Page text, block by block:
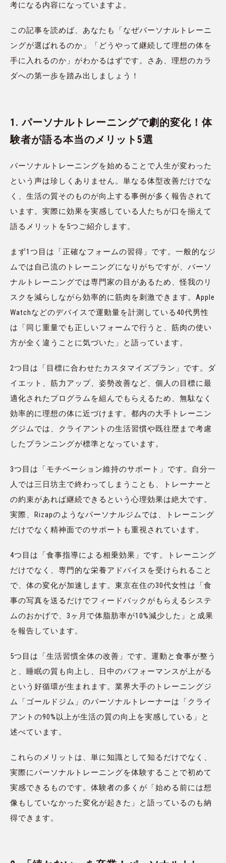
考になる内容になっていますよ。
この記事を読めば、あなたも「なぜパーソナルトレーニ
ングが選ばれるのか」「どうやって継続して理想の体を
手に入れるのか」がわかるはずです。さあ、理想のカラ
ダへの第一歩を踏み出しましょう！
1. パーソナルトレーニングで劇的変化！体
験者が語る本当のメリット5選
パーソナルトレーニングを始めることで人生が変わった
という声は珍しくありません。単なる体型改善だけでな
く、生活の質そのものが向上する事例が多く報告されて
います。実際に効果を実感している人たちが口を揃えて
語るメリットを5つご紹介します。
まず1つ目は「正確なフォームの習得」です。一般的なジ
ムでは自己流のトレーニングになりがちですが、パーソ
ナルトレーニングでは専門家の目があるため、怪我のリ
スクを減らしながら効率的に筋肉を刺激できます。Apple
Watchなどのデバイスで運動量を計測している40代男性
は「同じ重量でも正しいフォームで行うと、筋肉の使い
方が全く違うことに気づいた」と語っています。
2つ目は「目標に合わせたカスタマイズプラン」です。ダ
イエット、筋力アップ、姿勢改善など、個人の目標に最
適化されたプログラムを組んでもらえるため、無駄なく
効率的に理想の体に近づけます。都内の大手トレーニン
グジムでは、クライアントの生活習慣や既往歴まで考慮
したプランニングが標準となっています。
3つ目は「モチベーション維持のサポート」です。自分一
人では三日坊主で終わってしまうことも、トレーナーと
の約束があれば継続できるという心理効果は絶大です。
実際、Rizapのようなパーソナルジムでは、トレーニング
だけでなく精神面でのサポートも重視されています。
4つ目は「食事指導による相乗効果」です。トレーニング
だけでなく、専門的な栄養アドバイスを受けられること
で、体の変化が加速します。東京在住の30代女性は「食
事の写真を送るだけでフィードバックがもらえるシステ
ムのおかげで、3ヶ月で体脂肪率が10%減少した」と成果
を報告しています。
5つ目は「生活習慣全体の改善」です。運動と食事が整う
と、睡眠の質も向上し、日中のパフォーマンスが上がる
という好循環が生まれます。業界大手のトレーニングジ
ム「ゴールドジム」のパーソナルトレーナーは「クライ
アントの90%以上が生活の質の向上を実感している」と
述べています。
これらのメリットは、単に知識として知るだけでなく、
実際にパーソナルトレーニングを体験することで初めて
実感できるものです。体験者の多くが「始める前には想
像もしていなかった変化が起きた」と語っているのも納
得できます。